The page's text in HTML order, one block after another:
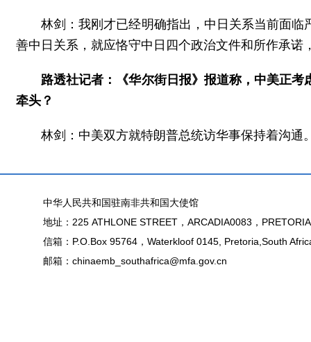
林剑：我刚才已经明确指出，中日关系当前面
善中日关系，就应恪守中日四个政治文件和所作承
路透社记者：《华尔街日报》报道称，中美正
牵头？
林剑：中美双方就特朗普总统访华事保持着沟
中华人民共和国驻南非共和国大使馆
地址：225 ATHLONE STREET，ARCADIA0083，
信箱：P.O.Box 95764，Waterkloof 0145, Pretoria,South
邮箱：chinaemb_southafrica@mfa.gov.cn